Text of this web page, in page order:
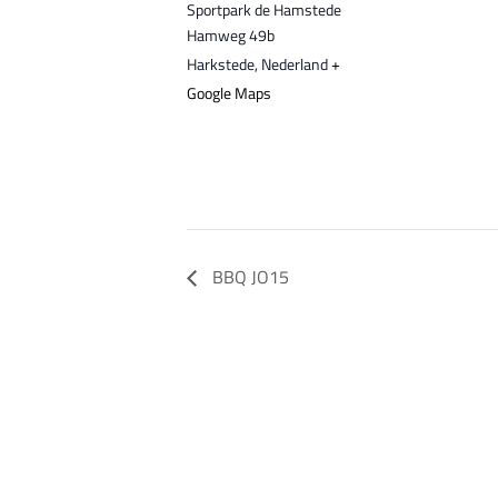
Sportpark de Hamstede
Hamweg 49b
Harkstede,Nederland+
Google Maps
BBQ JO15